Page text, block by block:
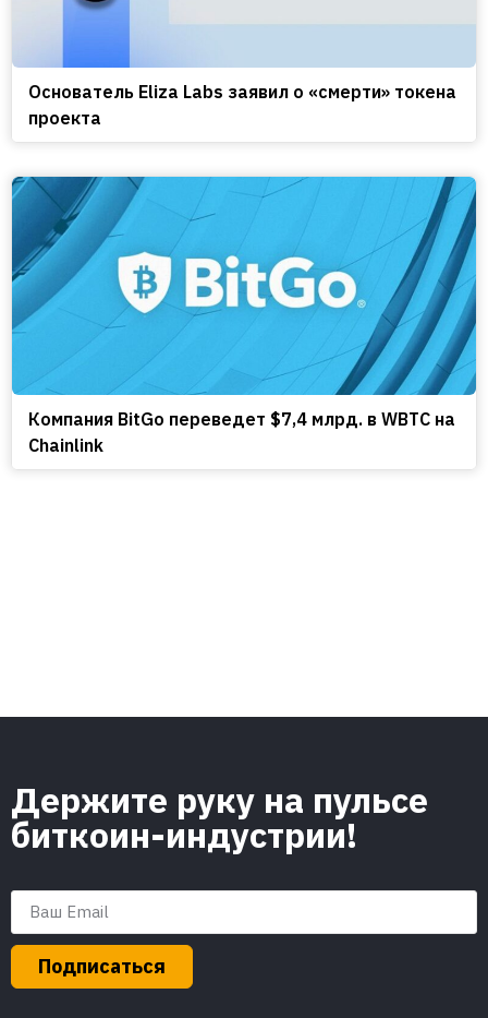
Основатель Eliza Labs заявил о «смерти» токена
проекта
Компания BitGo переведет $7,4 млрд. в WBTC на
Chainlink
Держите руку на пульсе
биткоин-индустрии!
Подписаться